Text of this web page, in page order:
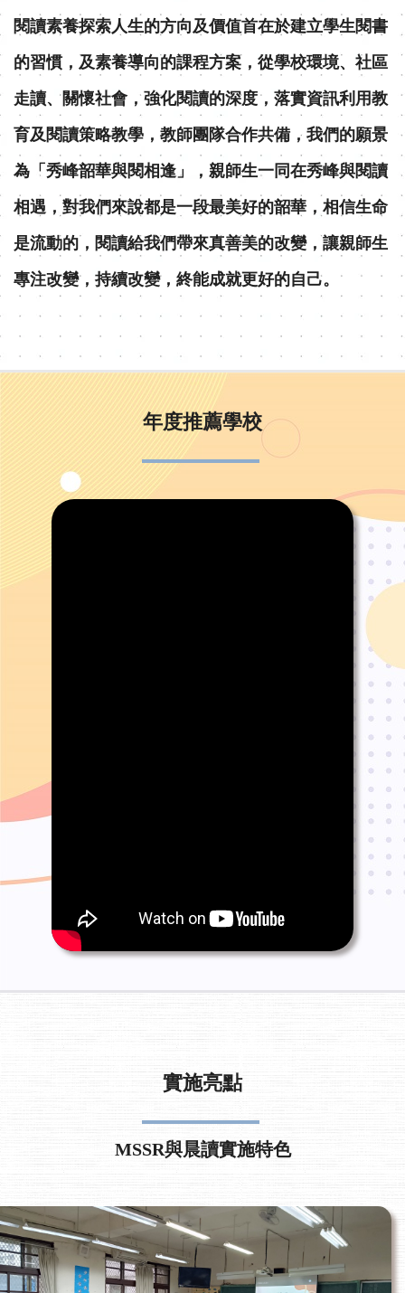
閱讀素養探索人生的方向及價值首在於建立學生閱書
的習慣，及素養導向的課程方案，從學校環境、社區
走讀、關懷社會，強化閱讀的深度，落實資訊利用教
育及閱讀策略教學，教師團隊合作共備，我們的願景
為「秀峰韶華與閱相逢」，親師生一同在秀峰與閱讀
相遇，對我們來說都是一段最美好的韶華，相信生命
是流動的，閱讀給我們帶來真善美的改變，讓親師生
專注改變，持續改變，終能成就更好的自己。
年度推薦學校
實施亮點
MSSR與晨讀實施特色